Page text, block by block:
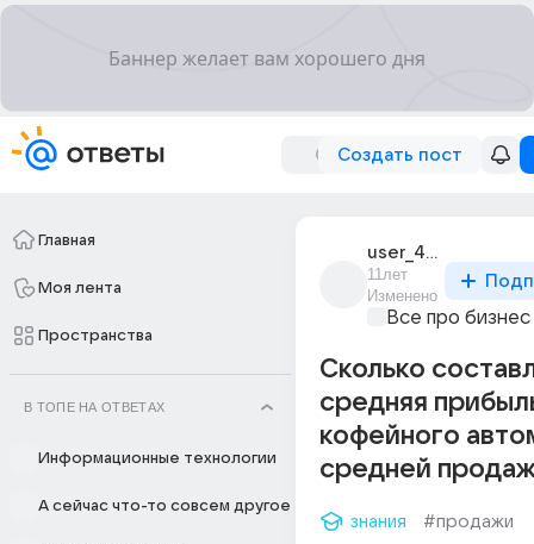
Создать пост
Главная
Моя лента
Пространства
В ТОПЕ НА ОТВЕТАХ
Информационные технологии
А сейчас что-то совсем другое
user_42300739
11лет
Изменено
Все про бизнес
Сколько
средняя
кофейного
средней
знания #продажи